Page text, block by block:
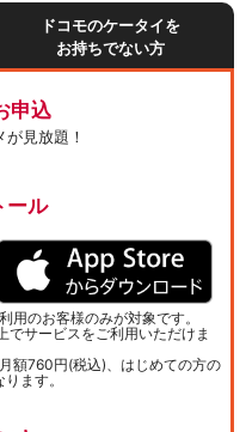
ドコモのケータイを
お持ちでない方
申込
が見放題！
ール
用のお客様のみが対象です。
でサービスをご利用いただけま
額760円(税込)、はじめての方の
ます。